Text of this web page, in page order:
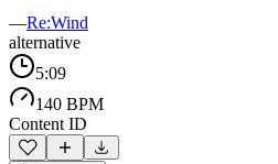
—Re:Wind
alternative
5:09
140 BPM
Content ID